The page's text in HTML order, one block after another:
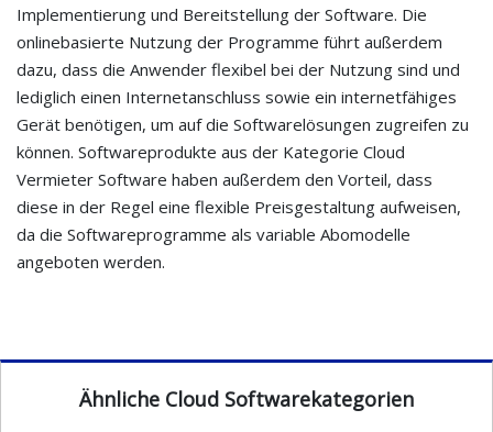
Implementierung und Bereitstellung der Software. Die
onlinebasierte Nutzung der Programme führt außerdem
dazu, dass die Anwender flexibel bei der Nutzung sind und
lediglich einen Internetanschluss sowie ein internetfähiges
Gerät benötigen, um auf die Softwarelösungen zugreifen zu
können. Softwareprodukte aus der Kategorie Cloud
Vermieter Software haben außerdem den Vorteil, dass
diese in der Regel eine flexible Preisgestaltung aufweisen,
da die Softwareprogramme als variable Abomodelle
angeboten werden.
Ähnliche Cloud Softwarekategorien